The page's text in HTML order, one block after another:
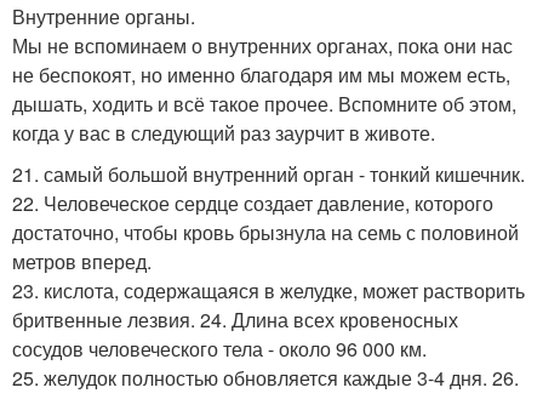
Внутренние органы.
Мы не вспоминаем о внутренних органах, пока они нас
не беспокоят, но именно благодаря им мы можем есть,
дышать, ходить и всё такое прочее. Вспомните об этом,
когда у вас в следующий раз заурчит в животе.
21. самый большой внутренний орган - тонкий кишечник.
22. Человеческое сердце создает давление, которого
достаточно, чтобы кровь брызнула на семь с половиной
метров вперед.
23. кислота, содержащаяся в желудке, может растворить
бритвенные лезвия. 24. Длина всех кровеносных
сосудов человеческого тела - около 96 000 км.
25. желудок полностью обновляется каждые 3-4 дня. 26.